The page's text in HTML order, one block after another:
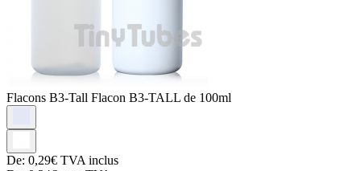
Flacons B3-Tall Flacon B3-TALL de 100ml
De: 0,29€ TVA inclus